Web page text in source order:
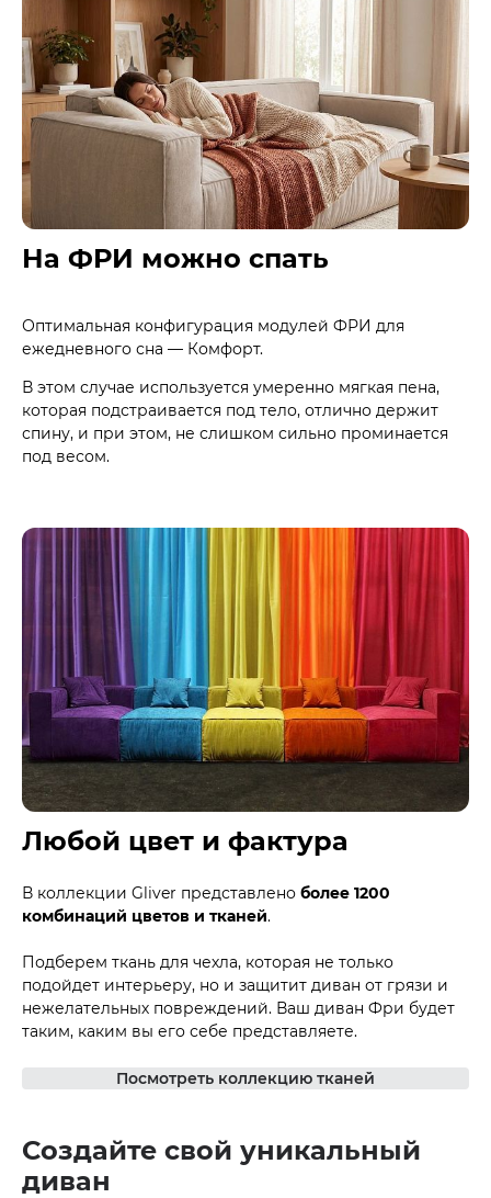
На ФРИ можно спать
Оптимальная конфигурация модулей ФРИ для
ежедневного сна — Комфорт.
В этом случае используется умеренно мягкая пена,
которая подстраивается под тело, отлично держит
спину, и при этом, не слишком сильно проминается
под весом.
Любой цвет и фактура
В коллекции Gliver представлено более 1200
комбинаций цветов и тканей.
Подберем ткань для чехла, которая не только
подойдет интерьеру, но и защитит диван от грязи и
нежелательных повреждений. Ваш диван Фри будет
таким, каким вы его себе представляете.
Посмотреть коллекцию тканей
Создайте свой уникальный
диван